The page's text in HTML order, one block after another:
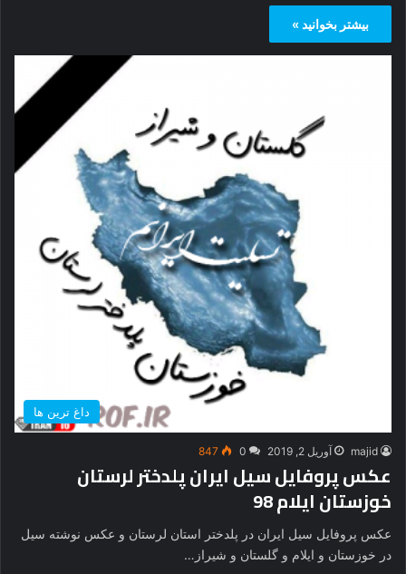
بیشتر بخوانید »
داغ ترین ها
majid آوریل 2, 2019 0
847
عکس پروفایل سیل ایران پلدختر لرستان
خوزستان ایلام 98
عکس پروفایل سیل ایران در پلدختر استان لرستان و عکس نوشته سیل
در خوزستان و ایلام و گلستان و شیراز…